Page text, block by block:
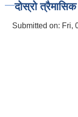
दोस्रो
Submitted on: Fri,